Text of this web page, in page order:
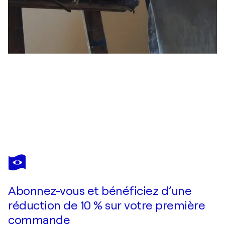
ELENI PAPPA TSANTILI
NIGHT SUN
Abonnez-vous et bénéficiez d’une
réduction de 10 % sur votre première
commande